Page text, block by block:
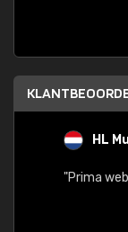
HL
"Prima